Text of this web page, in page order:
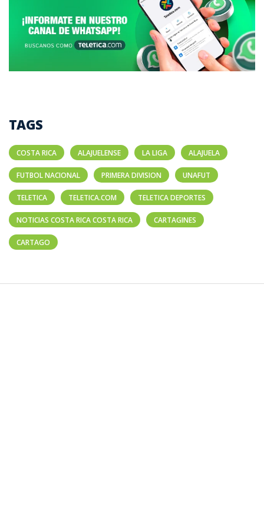
TAGS
COSTA RICA ALAJUELENSE LA LIGA ALAJUELA
FUTBOL NACIONAL PRIMERA DIVISION UNAFUT
TELETICA TELETICA.COM TELETICA DEPORTES
NOTICIAS COSTA RICA COSTA RICA CARTAGINES
CARTAGO